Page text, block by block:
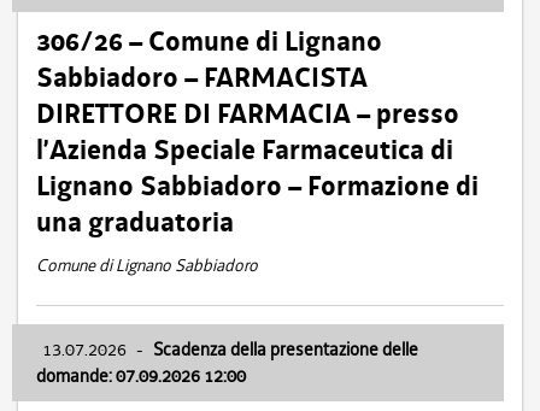
306/26 – Comune di Lignano
Sabbiadoro – FARMACISTA
DIRETTORE DI FARMACIA – presso
l’Azienda Speciale Farmaceutica di
Lignano Sabbiadoro – Formazione di
una graduatoria
Comune di Lignano Sabbiadoro
13.07.2026 - Scadenza della presentazione delle
domande: 07.09.2026 12:00